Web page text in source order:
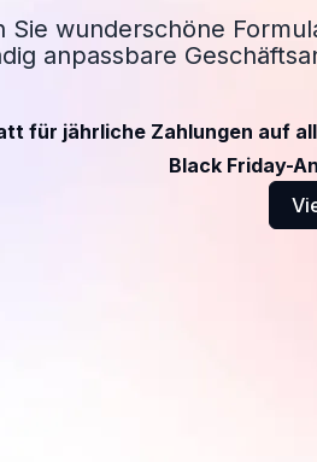
Sie wunderschöne
anpassbare
für jährliche Zahlungen auf
Black Friday-